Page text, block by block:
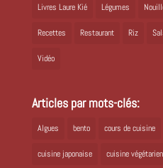
Livres Laure Kié Légumes
Recettes Restaurant Riz
Vidéo
Articles par mots-clés:
Algues bento cours de cuisine
cuisine japonaise cuisine